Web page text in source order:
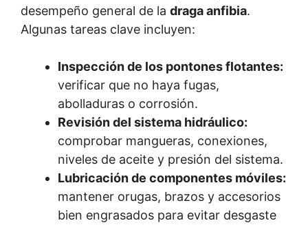
desempeño general de la draga anfibia.
Algunas tareas clave incluyen:
Inspección de los pontones flotantes:
verificar que no haya fugas,
abolladuras o corrosión.
Revisión del sistema hidráulico:
comprobar mangueras, conexiones,
niveles de aceite y presión del sistema.
Lubricación de componentes móviles:
mantener orugas, brazos y accesorios
bien engrasados para evitar desgaste